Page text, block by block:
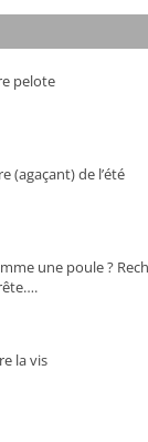
pelote
(agaçant) de l’été
une poule ?
la vis